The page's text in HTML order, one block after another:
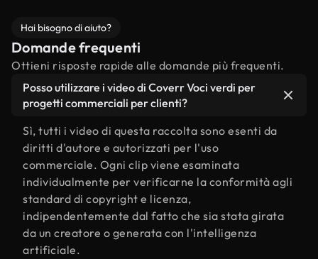
Hai bisogno di aiuto?
Domande frequenti
Ottieni risposte rapide alle domande più frequenti.
Posso utilizzare i video di Coverr Voci verdi per
progetti commerciali per clienti?
Sì, tutti i video di questa raccolta sono esenti da
diritti d'autore e autorizzati per l'uso
commerciale. Ogni clip viene esaminata
individualmente per verificarne la conformità agli
standard di copyright e licenza,
indipendentemente dal fatto che sia stata girata
da un creatore o generata con l'intelligenza
artificiale.